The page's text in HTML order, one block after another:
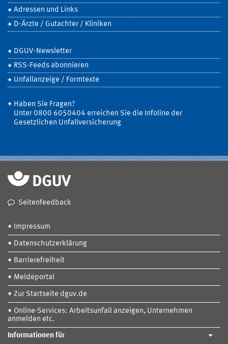
Adressen und Links
D-Ärzte / Gutachter / Kliniken
DGUV-Newsletter
RSS-Feeds abonnieren
Unfallanzeige / Formtexte
Haben Sie Fragen?
Unter 0800 6050404 erreichen Sie die Infoline der
Gesetzlichen Unfallversicherung
Seitenfeedback
Impressum
Datenschutzerklärung
Barrierefreiheit
Meldeportal
Zur Startseite dguv.de
Online-Services: Arbeitsunfall anzeigen, Unternehmen
anmelden etc.
Informationen für